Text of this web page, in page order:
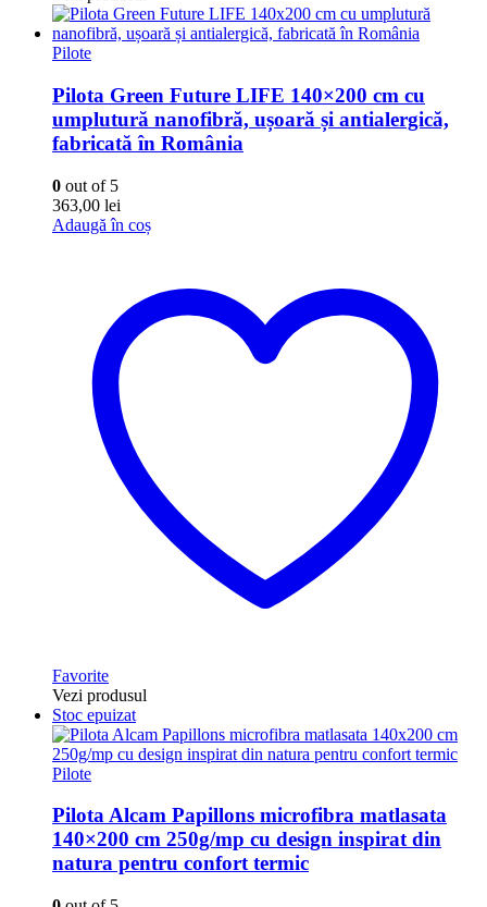
Pilote
Pilota Green Future LIFE 140×200 cm cu
umplutură nanofibră, ușoară și antialergică,
fabricată în România
0 out of 5
363,00 lei
Adaugă în coș
Favorite
Vezi produsul
Stoc epuizat
Pilote
Pilota Alcam Papillons microfibra matlasata
140×200 cm 250g/mp cu design inspirat din
natura pentru confort termic